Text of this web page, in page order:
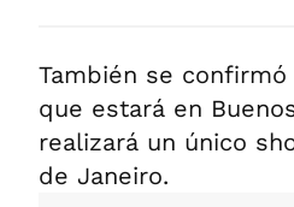
También se confirmó
que estará en
realizará un único
de Janeiro.